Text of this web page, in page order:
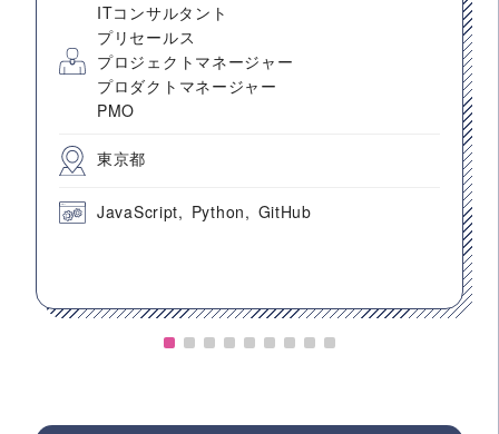
ITコンサルタント
プリセールス
プロジェクトマネージャー
プロダクトマネージャー
PMO
東京都
JavaScript Python GitHub